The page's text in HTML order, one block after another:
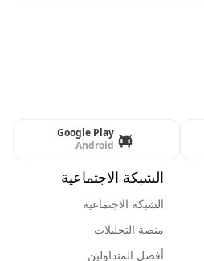
Google Play
Android
الشبكة الاجتماعية
الشبكة الاجتماعية
منصة التحليلات
أفضل المتداولين